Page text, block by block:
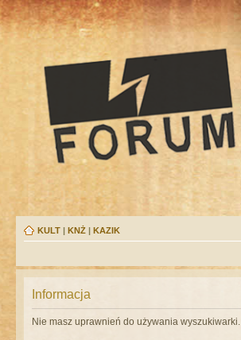
KULT | KNŻ | KAZIK
Informacja
Nie masz uprawnień do używania wyszukiwarki.